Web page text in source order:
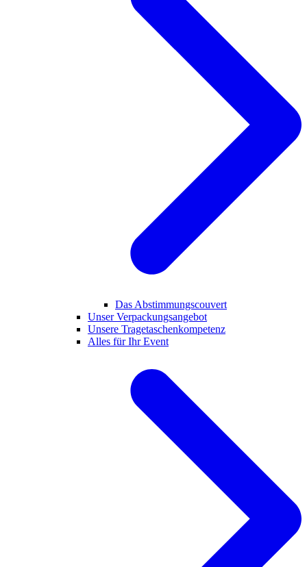
Das Abstimmungscouvert
Unser Verpackungsangebot
Unsere Tragetaschenkompetenz
Alles für Ihr Event